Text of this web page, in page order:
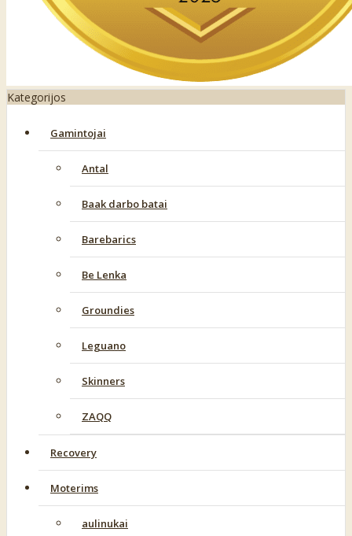
Kategorijos
Gamintojai
Antal
Baak darbo batai
Barebarics
Be Lenka
Groundies
Leguano
Skinners
ZAQQ
Recovery
Moterims
aulinukai